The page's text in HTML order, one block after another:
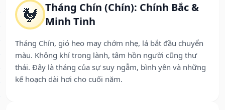
🐓 Tháng Chín (Chín): Chính Bắc &
Minh Tinh
Tháng Chín, gió heo may chớm nhẹ, lá bắt đầu chuyển
màu. Không khí trong lành, tâm hồn người cũng thư
thái. Đây là tháng của sự suy ngẫm, bình yên và những
kế hoạch dài hơi cho cuối năm.